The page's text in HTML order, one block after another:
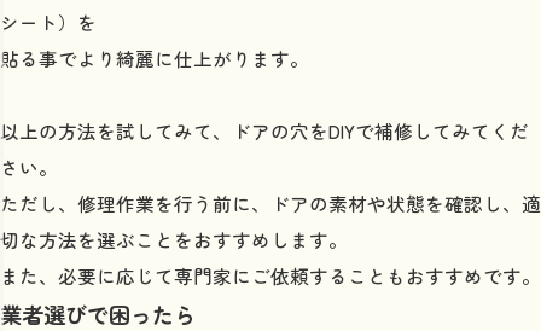
シート）を
貼る事でより綺麗に仕上がります。
以上の方法を試してみて、ドアの穴をDIYで補修してみてくだ
さい。
ただし、修理作業を行う前に、ドアの素材や状態を確認し、適
切な方法を選ぶことをおすすめします。
また、必要に応じて専門家にご依頼することもおすすめです。
業者選びで困ったら